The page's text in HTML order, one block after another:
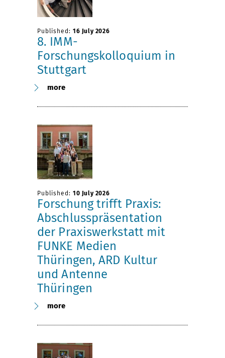
Published: 16 July 2026
8. IMM-
Forschungskolloquium in
Stuttgart
more
Published: 10 July 2026
Forschung trifft Praxis:
Abschlusspräsentation
der Praxiswerkstatt mit
FUNKE Medien
Thüringen, ARD Kultur
und Antenne
Thüringen
more